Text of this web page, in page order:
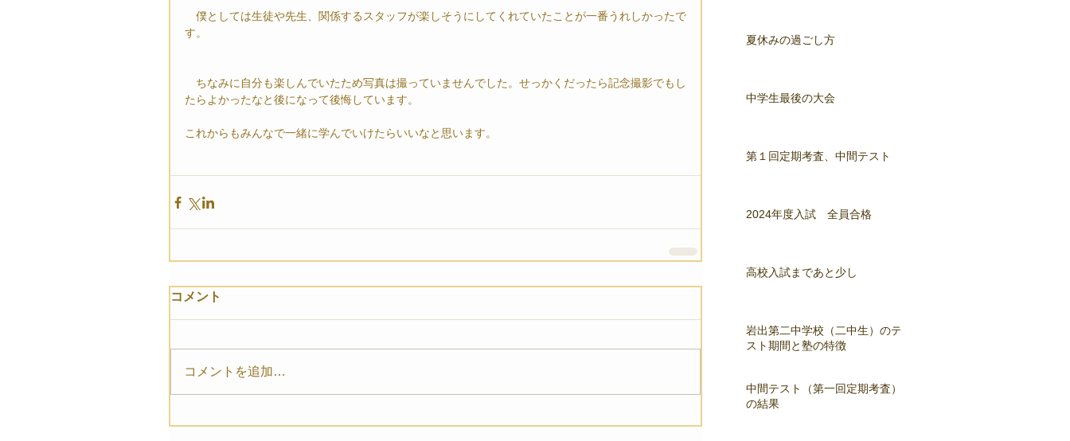
僕としては生徒や先生、関係するスタッフが楽しそうにしてくれていたことが一番うれしかったで
す。
ちなみに自分も楽しんでいたため写真は撮っていませんでした。せっかくだったら記念撮影でもし
たらよかったなと後になって後悔しています。
これからもみんなで一緒に学んでいけたらいいなと思います。
コメント
コメントを追加…
夏休みの過ごし方
中学生最後の大会
第１回定期考査、中間テスト
2024年度入試 全員合格
高校入試まであと少し
岩出第二中学校（二中生）のテ
スト期間と塾の特徴
中間テスト（第一回定期考査）
の結果